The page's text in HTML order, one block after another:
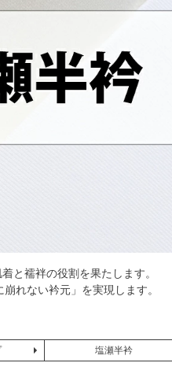
と襦袢の役割を果たします。
れない衿元」を実現します。
塩瀬半衿